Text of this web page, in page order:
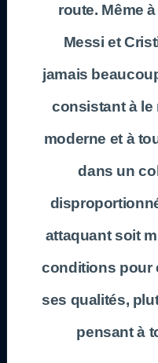
route. Même
Messi et
jamais
consistant à le
moderne et à
dans un
attaquant soit
conditions pour
ses qualités,
pensant à